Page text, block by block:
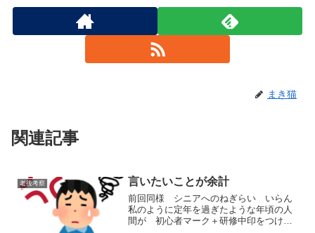
まき猫
関連記事
老後考察 言いたいことが余計
前回同様 シニアへのねぎらい いらん
私のように定年を過ぎたような年頃の人
間が 初心者マーク＋研修中印をつけ働